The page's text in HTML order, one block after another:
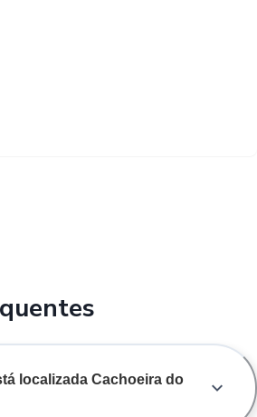
localizada Cachoeira do